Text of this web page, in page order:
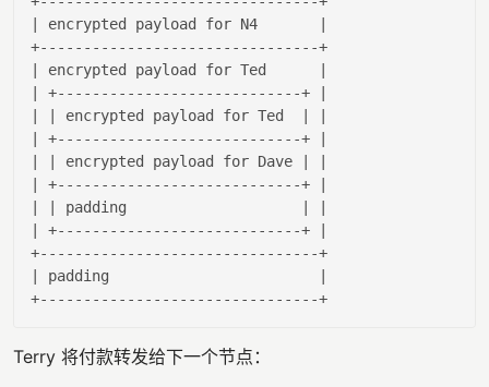
| encrypted payload for N4       |
| encrypted payload for Ted      |
| +----------------------------+ |
| |
encrypted payload for Ted
| |
| +----------------------------+ |
| |
encrypted payload for Dave
| |
| +----------------------------+ |
| |
padding
| |
| +----------------------------+ |
| padding                        |
Terry 将付款转发给下一个节点：